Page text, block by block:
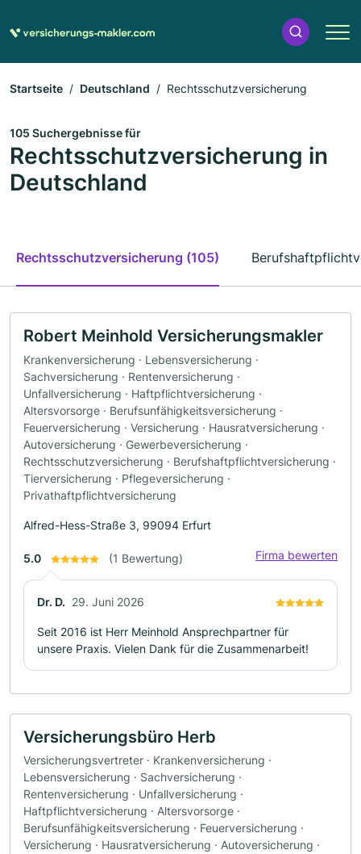
Startseite Deutschland Rechtsschutzversicherung
105 Suchergebnisse für
Rechtsschutzversicherung in
Deutschland
Rechtsschutzversicherung (105)
Robert Meinhold Versicherungsmakler
Krankenversicherung · Lebensversicherung ·
Sachversicherung · Rentenversicherung ·
Unfallversicherung · Haftpflichtversicherung ·
Altersvorsorge · Berufsunfähigkeitsversicherung ·
Feuerversicherung · Versicherung · Hausratversicherung ·
Autoversicherung · Gewerbeversicherung ·
Rechtsschutzversicherung · Berufshaftpflichtversicherung ·
Tierversicherung · Pflegeversicherung ·
Privathaftpflichtversicherung
Alfred-Hess-Straße 3, 99094 Erfurt
5.0 (1 Bewertung) Firma bewerten
Dr. D. 29. Juni 2026
Seit 2016 ist Herr Meinhold Ansprechpartner für
unsere Praxis. Vielen Dank für die Zusammenarbeit!
Versicherungsbüro Herb
Versicherungsvertreter · Krankenversicherung ·
Lebensversicherung · Sachversicherung ·
Rentenversicherung · Unfallversicherung ·
Haftpflichtversicherung · Altersvorsorge ·
Berufsunfähigkeitsversicherung · Feuerversicherung ·
Versicherung · Hausratversicherung · Autoversicherung ·